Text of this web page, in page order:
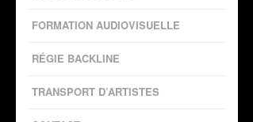
FORMATION AUDIOVISUELLE
RÉGIE BACKLINE
TRANSPORT D’ARTISTES